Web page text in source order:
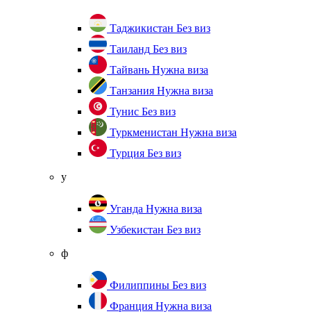
Таджикистан Без виз
Таиланд Без виз
Тайвань Нужна виза
Танзания Нужна виза
Тунис Без виз
Туркменистан Нужна виза
Турция Без виз
у
Уганда Нужна виза
Узбекистан Без виз
ф
Филиппины Без виз
Франция Нужна виза